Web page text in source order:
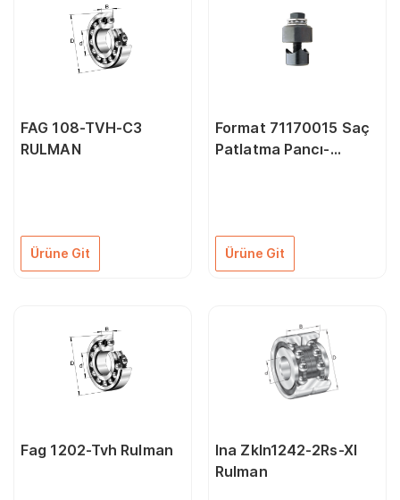
FAG 108-TVH-C3
RULMAN
Ürüne Git
Format 71170015 Saç
Patlatma Pancı-
Ürüne Git
Fag 1202-Tvh Rulman
Ina Zkln1242-2Rs-Xl
Rulman